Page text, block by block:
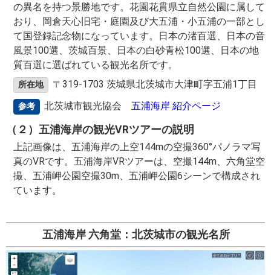
の異名を持つ景勝地です。花園花貫県立自然公園に属して
おり、岡倉天心旧宅・庭園及び大五浦・小五浦の一部とし
て国登録記念物になっています。日本の渚百選、日本の音
風景100選、茨城百景、日本の白砂青松100選、日本の地
質百選に選ばれている観光名所です。
所在地 〒319-1703 茨城県北茨城市大津町字五浦1丁目
参考 北茨城市観光協会 五浦海岸 紹介ページ
（２）五浦海岸の観光VRツアーの説明
上記画像は、五浦海岸の上空144mの空撮360°パノラマ写
真のVRです。五浦海岸VRツアーは、空撮144m、六角堂空
撮、五浦岬公園空撮30m、五浦岬公園6シーンで構成され
ています。
五浦海岸 六角堂：北茨城市の観光名所